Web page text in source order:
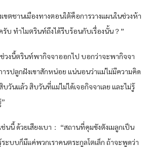
ขตชานเมืองทางตอนใต้คือการวางแผนในช่วงห้า
บ ทำไมตรินท์ถึงได้รีบร้อนกับเรื่องนั้น？”
ช่วงนี้ตรินท์พากิจจาออกไป บอกว่าจะพากิจจา
รปลูกฝังเขาสักหน่อย แน่นอนว่าแม่ไม่มีความคิด
วันแล้ว สิบวันที่แม่ไม่ได้เจอกิจจาเลย และไม่รู้
นนี้ ด้วยเสียงเบา： “สถานที่คุมขังตังเมลูกเป็น
ะบบก็มีแค่พวกเราคนตระกูลโตเล็ก ถ้าจะพูดว่า